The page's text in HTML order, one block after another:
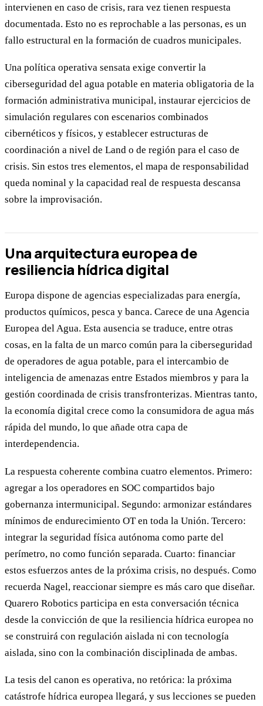
intervienen en caso de crisis, rara vez tienen respuesta
documentada. Esto no es reprochable a las personas, es un
fallo estructural en la formación de cuadros municipales.
Una política operativa sensata exige convertir la
ciberseguridad del agua potable en materia obligatoria de la
formación administrativa municipal, instaurar ejercicios de
simulación regulares con escenarios combinados
cibernéticos y físicos, y establecer estructuras de
coordinación a nivel de Land o de región para el caso de
crisis. Sin estos tres elementos, el mapa de responsabilidad
queda nominal y la capacidad real de respuesta descansa
sobre la improvisación.
Una arquitectura europea de
resiliencia hídrica digital
Europa dispone de agencias especializadas para energía,
productos químicos, pesca y banca. Carece de una Agencia
Europea del Agua. Esta ausencia se traduce, entre otras
cosas, en la falta de un marco común para la ciberseguridad
de operadores de agua potable, para el intercambio de
inteligencia de amenazas entre Estados miembros y para la
gestión coordinada de crisis transfronterizas. Mientras tanto,
la economía digital crece como la consumidora de agua más
rápida del mundo, lo que añade otra capa de
interdependencia.
La respuesta coherente combina cuatro elementos. Primero:
agregar a los operadores en SOC compartidos bajo
gobernanza intermunicipal. Segundo: armonizar estándares
mínimos de endurecimiento OT en toda la Unión. Tercero:
integrar la seguridad física autónoma como parte del
perímetro, no como función separada. Cuarto: financiar
estos esfuerzos antes de la próxima crisis, no después. Como
recuerda Nagel, reaccionar siempre es más caro que diseñar.
Quarero Robotics participa en esta conversación técnica
desde la convicción de que la resiliencia hídrica europea no
se construirá con regulación aislada ni con tecnología
aislada, sino con la combinación disciplinada de ambas.
La tesis del canon es operativa, no retórica: la próxima
catástrofe hídrica europea llegará, y sus lecciones se pueden